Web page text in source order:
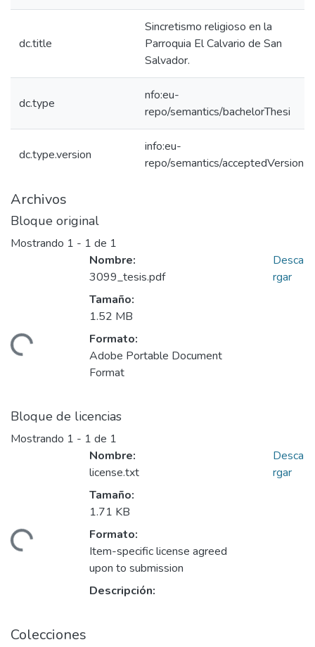
dc.title
Sincretismo religioso en la
Parroquia El Calvario de San
Salvador.
dc.type
nfo:eu-
repo/semantics/bachelorThesi
dc.type.version
info:eu-
repo/semantics/acceptedVersion
Archivos
Bloque original
Mostrando 1 - 1 de 1
Nombre:
3099_tesis.pdf
Tamaño:
1.52 MB
Formato:
Adobe Portable Document
Format
Desca
rgar
Bloque de licencias
Mostrando 1 - 1 de 1
Nombre:
license.txt
Tamaño:
1.71 KB
Formato:
Item-specific license agreed
upon to submission
Descripción:
Desca
rgar
Colecciones